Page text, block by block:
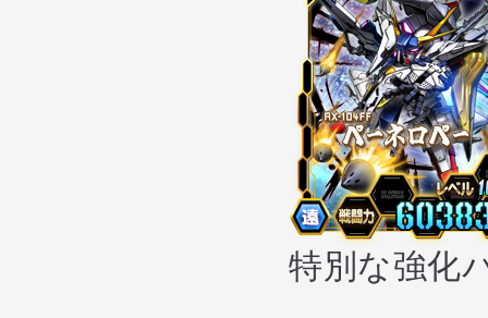
特別な強化パ